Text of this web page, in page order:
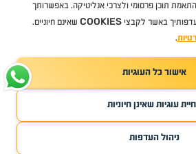
בי ווי דיצ'רי טסלהניסאןטויוטהדאצ'יהפולקסווגןטסלה
רנושברולט
TradeMobile instagram
TradeMobile youtube
TradeMobile facebook
מרקטינג - קידום אתרים
שמורות טרייד מוביל2026
תוכן פרסומי ולצרכי אנליטיקה. באפשרותך
באשר לקבצי COOKIES שאינם חיוניים.
.
אישור כל העוגיות
עוגיות שאינן חיוניות
ניהול העדפות